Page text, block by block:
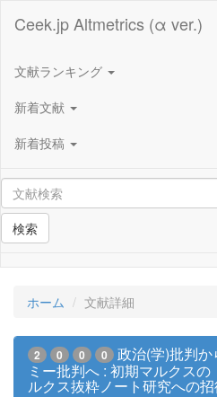
Ceek.jp Altmetrics (α ver.)
文献ランキング
新着文献
新着投稿
検索
ホーム 文献詳細
2 0 0 0
政治(学)批判
ミー批判へ : 初期マルクス
ルクス抜粋ノート研究への